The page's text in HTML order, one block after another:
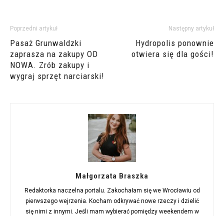
Poprzedni artykuł
Pasaż Grunwaldzki
zaprasza na zakupy OD
NOWA. Zrób zakupy i
wygraj sprzęt narciarski!
Następny artykuł
Hydropolis ponownie
otwiera się dla gości!
Małgorzata Braszka
Redaktorka naczelna portalu. Zakochałam się we Wrocławiu od
pierwszego wejrzenia. Kocham odkrywać nowe rzeczy i dzielić
się nimi z innymi. Jeśli mam wybierać pomiędzy weekendem w